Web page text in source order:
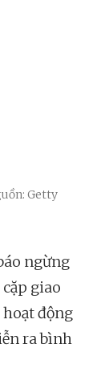
Getty
ngừng
giao
hoạt động
ra bình